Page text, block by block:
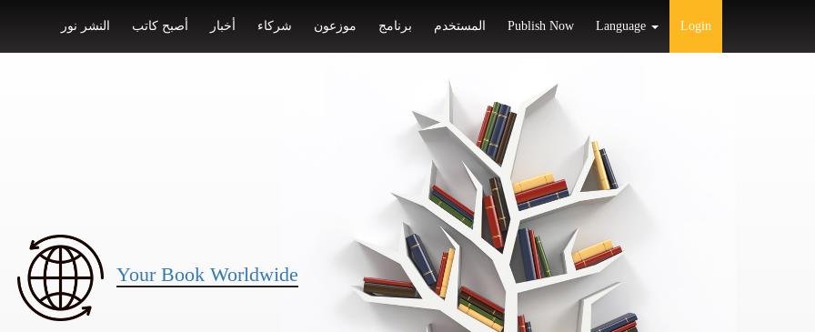
النشر نور أصبح كاتب أخبار شركاء موزعون برنامج المستخدم Publish Now Language Login
Your Book Worldwide